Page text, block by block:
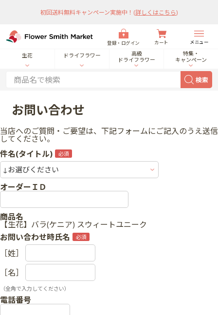
初回送料無料キャンペーン実施中！ (詳しくはこちら)
登録・ログイン カート メニュー
生花 ドライフラワー
高級
ドライフラワー
特集・
キャンペーン
検索
お問い合わせ
当店へのご質問・ご要望は、下記フォームにご記入のうえ送信
してください。
件名(タイトル)
オーダーＩＤ
商品名
【生花】バラ(ケニア) スウィートユニーク
お問い合わせ時氏名
［姓］
［名］
（全角で入力してください）
電話番号